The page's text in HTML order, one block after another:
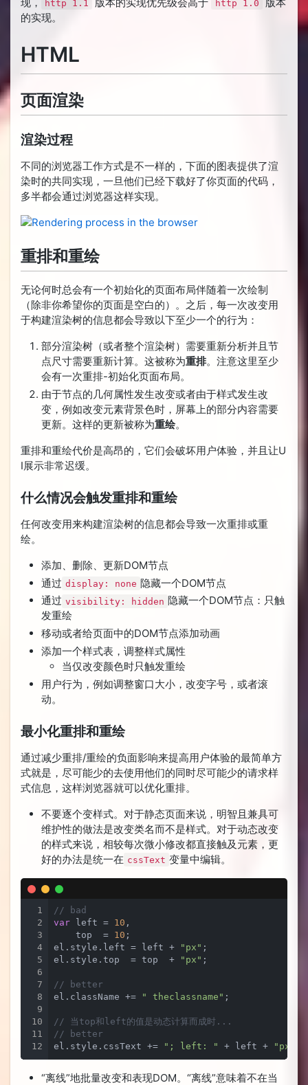
http 1.1 http 1.0
的实现。
HTML
页面渲染
渲染过程
不同的浏览器工作方式是不一样的，下面的图表提供了渲
染时的共同实现，一旦他们已经下载好了你页面的代码，
多半都会通过浏览器这样实现。
重排和重绘
无论何时总会有一个初始化的页面布局伴随着一次绘制
（除非你希望你的页面是空白的）。之后，每一次改变用
于构建渲染树的信息都会导致以下至少一个的行为：
部分渲染树（或者整个渲染树）需要重新分析并且节
点尺寸需要重新计算。这被称为重排。注意这里至少
会有一次重排-初始化页面布局。
由于节点的几何属性发生改变或者由于样式发生改
变，例如改变元素背景色时，屏幕上的部分内容需要
更新。这样的更新被称为重绘。
重排和重绘代价是高昂的，它们会破坏用户体验，并且让U
I展示非常迟缓。
什么情况会触发重排和重绘
任何改变用来构建渲染树的信息都会导致一次重排或重
绘。
添加、删除、更新DOM节点
通过 display: none 隐藏一个DOM节点
通过 visibility: hidden 隐藏一个DOM节点：只触
发重绘
移动或者给页面中的DOM节点添加动画
添加一个样式表，调整样式属性
当仅改变颜色时只触发重绘
用户行为，例如调整窗口大小，改变字号，或者滚
动。
最小化重排和重绘
通过减少重排/重绘的负面影响来提高用户体验的最简单方
式就是，尽可能少的去使用他们的同时尽可能少的请求样
式信息，这样浏览器就可以优化重排。
不要逐个变样式。对于静态页面来说，明智且兼具可
维护性的做法是改变类名而不是样式。对于动态改变
的样式来说，相较每次微小修改都直接触及元素，更
好的办法是统一在 cssText 变量中编辑。
1
2
3
4
5
6
7
8
9
10
11
12
// bad
var left = 10 ,
    top  =
10 ;
el.style.left = left +
"px" ;
el.style.top  = top  +
"px" ;
// better
el.className +=
" theclassname" ;
// 当top和left的值是动态计算而成时...
// better
el.style.cssText +=
"; left: " + left + "px;
“离线”地批量改变和表现DOM。“离线”意味着不在当